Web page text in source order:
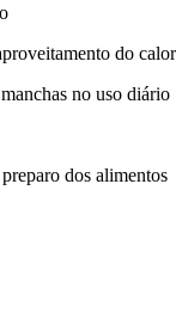
do calor
no uso diário
dos alimentos